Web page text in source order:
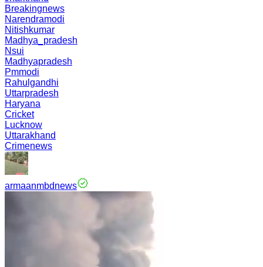
Breakingnews
Narendramodi
Nitishkumar
Madhya_pradesh
Nsui
Madhyapradesh
Pmmodi
Rahulgandhi
Uttarpradesh
Haryana
Cricket
Lucknow
Uttarakhand
Crimenews
armaanmbdnews